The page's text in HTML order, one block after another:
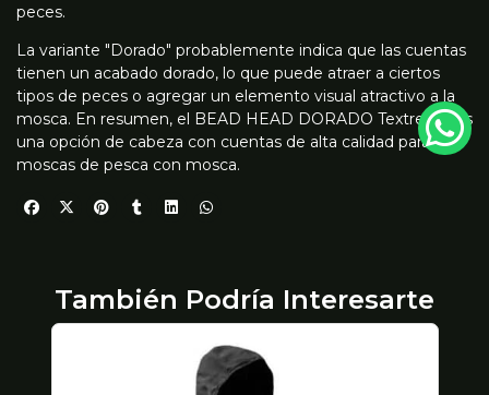
peces.
La variante "Dorado" probablemente indica que las cuentas
tienen un acabado dorado, lo que puede atraer a ciertos
tipos de peces o agregar un elemento visual atractivo a la
mosca. En resumen, el BEAD HEAD DORADO Textreme es
una opción de cabeza con cuentas de alta calidad para atar
moscas de pesca con mosca.
También Podría Interesarte